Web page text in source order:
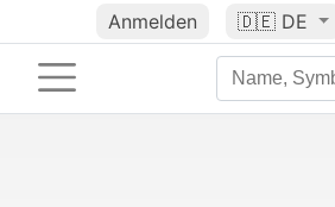
Anmelden 🇩🇪 DE